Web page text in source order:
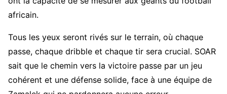
africain.
Tous les yeux seront rivés sur le terrain, où chaque
passe, chaque dribble et chaque tir sera crucial. SOAR
sait que le chemin vers la victoire passe par un jeu
cohérent et une défense solide, face à une équipe de